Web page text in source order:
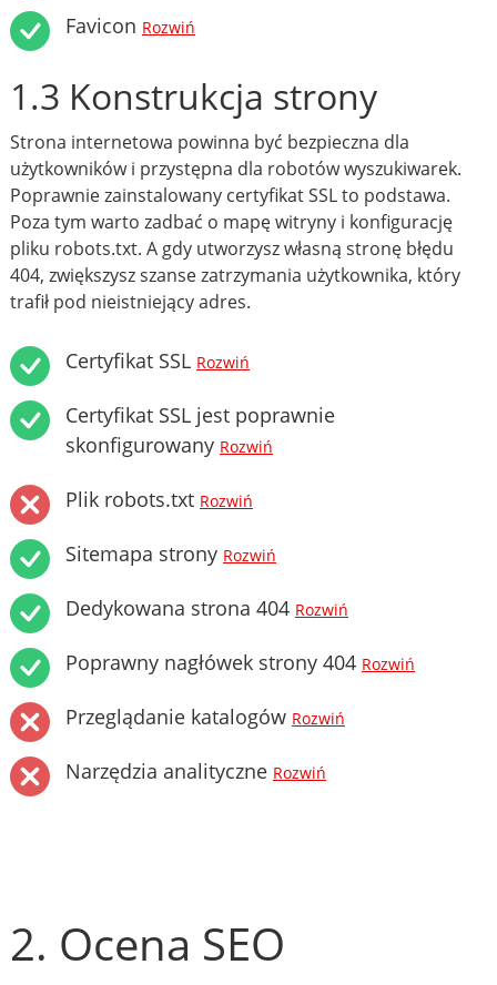
Favicon Rozwiń
1.3 Konstrukcja strony
Strona internetowa powinna być bezpieczna dla
użytkowników i przystępna dla robotów wyszukiwarek.
Poprawnie zainstalowany certyfikat SSL to podstawa.
Poza tym warto zadbać o mapę witryny i konfigurację
pliku robots.txt. A gdy utworzysz własną stronę błędu
404, zwiększysz szanse zatrzymania użytkownika, który
trafił pod nieistniejący adres.
Certyfikat SSL Rozwiń
Certyfikat SSL jest poprawnie
skonfigurowany Rozwiń
Plik robots.txt Rozwiń
Sitemapa strony Rozwiń
Dedykowana strona 404 Rozwiń
Poprawny nagłówek strony 404 Rozwiń
Przeglądanie katalogów Rozwiń
Narzędzia analityczne Rozwiń
2. Ocena SEO